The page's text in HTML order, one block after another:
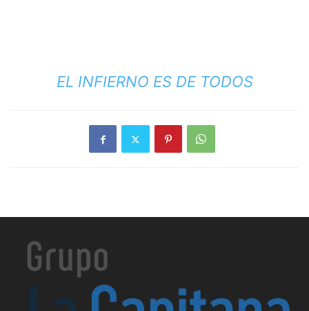
EL INFIERNO ES DE TODOS